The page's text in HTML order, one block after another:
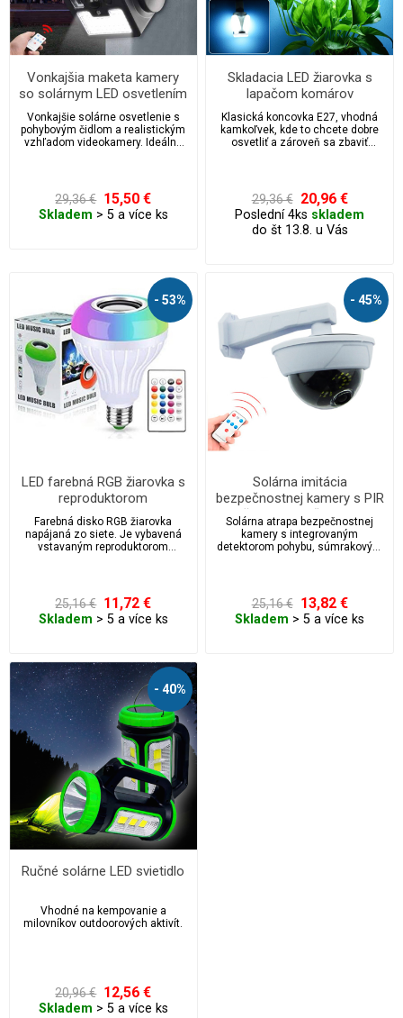
Vonkajšia maketa kamery
so solárnym LED osvetlením
a pohybovým senzorom
Vonkajšie solárne osvetlenie s
pohybovým čidlom a realistickým
vzhľadom videokamery. Ideálne
29,36 € 15,50 €
Skladem > 5 a více ks
Skladacia LED žiarovka s
lapačom komárov
Klasická koncovka E27, vhodná
kamkoľvek, kde to chcete dobre
osvetliť a zároveň sa zbaviť
29,36 € 20,96 €
Poslední 4ks skladem
do št 13.8. u Vás
- 53%
LED farebná RGB žiarovka s
reproduktorom
Farebná disko RGB žiarovka
napájaná zo siete. Je vybavená
vstavaným reproduktorom
25,16 € 11,72 €
Skladem > 5 a více ks
- 45%
Solárna imitácia
bezpečnostnej kamery s PIR
čidlom a diaľkovým
ovládačom
Solárna atrapa bezpečnostnej
kamery s integrovaným
detektorom pohybu, súmrakovým
25,16 € 13,82 €
Skladem > 5 a více ks
- 40%
Ručné solárne LED svietidlo
Vhodné na kempovanie a
milovníkov outdoorových aktivít.
20,96 € 12,56 €
Skladem > 5 a více ks